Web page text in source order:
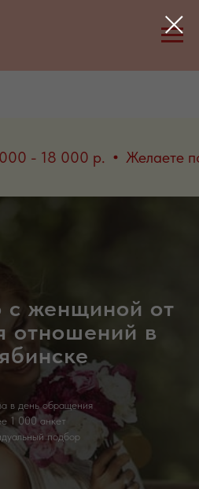
85. Цена от 12 000 - 18
с женщиной от
отношений в
в день обращения
1 000 анкет
подбор